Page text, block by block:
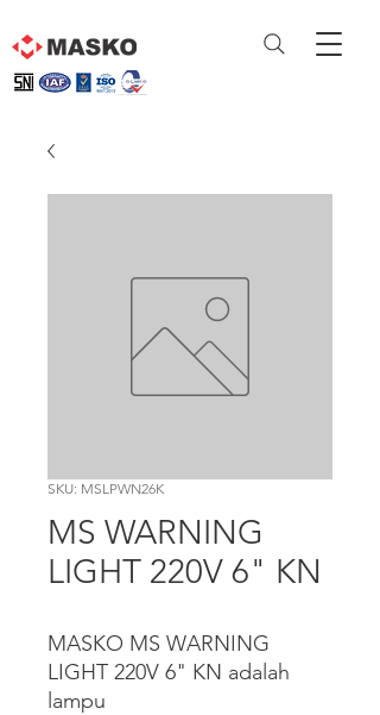
SKU: MSLPWN26K
MS WARNING
LIGHT 220V 6" KN
MASKO MS WARNING
LIGHT 220V 6" KN adalah
lampu